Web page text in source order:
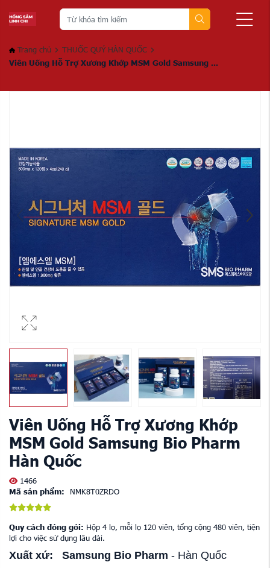
Trang chủ
THUỐC QUÝ HÀN QUỐC
Viên Uống Hỗ Trợ Xương Khớp MSM Gold Samsung ...
Viên Uống Hỗ Trợ Xương Khớp
MSM Gold Samsung Bio Pharm
Hàn Quốc
1466
Mã sản phẩm:
NMK8T0ZRDO
Quy cách đóng gói: Hộp 4 lọ, mỗi lọ 120 viên, tổng cộng 480 viên, tiện
lợi cho việc sử dụng lâu dài.
Xuất xứ: Samsung Bio Pharm - Hàn Quốc